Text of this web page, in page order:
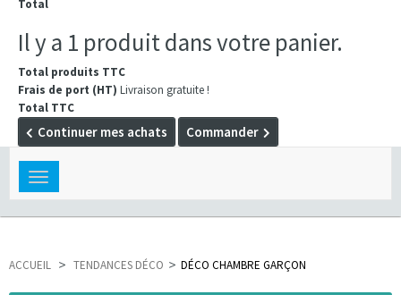
Total
Il y a 1 produit dans votre panier.
Total produits TTC
Frais de port (HT) Livraison gratuite !
Total TTC
Continuer mes achats Commander
Toggle
navigation
ACCUEIL > TENDANCES DÉCO > DÉCO CHAMBRE GARÇON